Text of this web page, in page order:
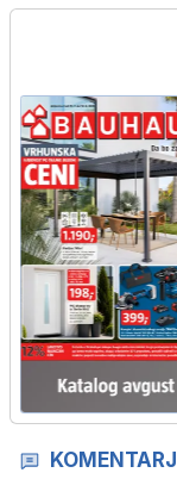
KOMENTARJI